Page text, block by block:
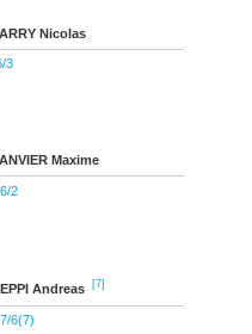
Nicolas
3
Maxime
2
Andreas [7]
6(7)